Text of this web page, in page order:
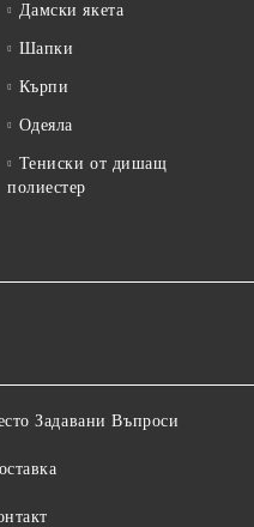
Дамски якета
Шапки
Кърпи
Одеяла
Тениски от дишащ
полиестер
Задавани Въпроси